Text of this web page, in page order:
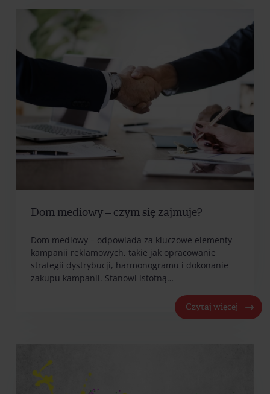
Dom mediowy – czym się zajmuje?
Dom mediowy – odpowiada za kluczowe elementy
kampanii reklamowych, takie jak opracowanie
strategii dystrybucji, harmonogramu i dokonanie
zakupu kampanii. Stanowi istotną…
Czytaj więcej